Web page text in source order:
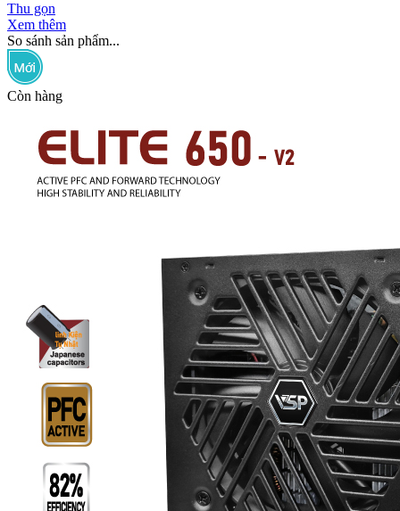
Thu gọn
Xem thêm
So sánh sản phẩm...
Còn hàng